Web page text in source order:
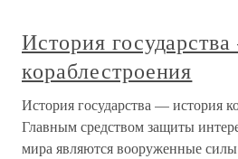
История
кораблестроения
История государства — история
Главным средством защиты
мира являются вооруженные